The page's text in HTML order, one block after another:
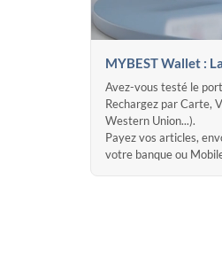
MYBEST Wallet :
Avez-vous testé le
Rechargez par Carte,
Western Union...).
Payez vos articles,
votre banque ou